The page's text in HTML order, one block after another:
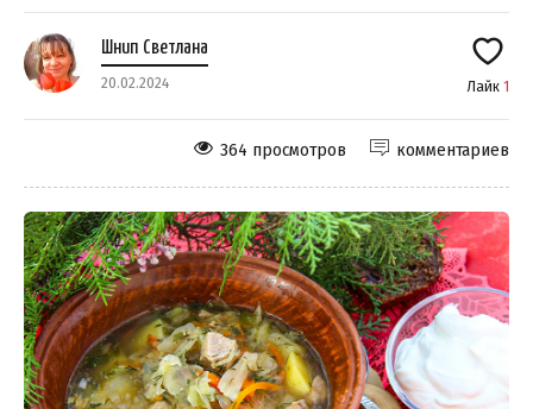
Шнип Светлана
20.02.2024 Лайк 1
комментариев
364 просмотров